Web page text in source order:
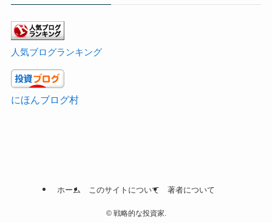
人気ブログランキング
にほんブログ村
ホーム このサイトについて 著者について
©戦略的な投資家.